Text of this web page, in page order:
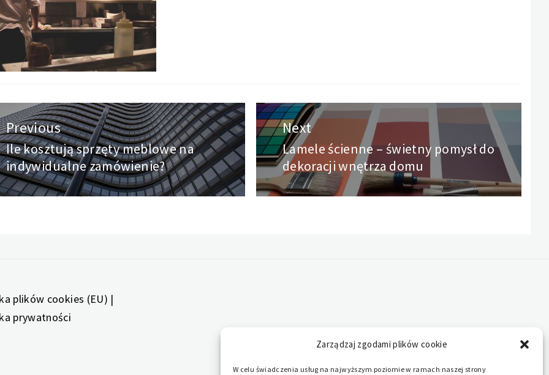
Zarządzaj zgodami plików cookie
W celu świadczenia usług na najwyższym poziomie w ramach naszej strony
Previous
Previous
post:
Ile kosztują sprzęty meblowe na
indywidualne zamówienie?
Next
Next
post:
Lamele ścienne – świetny pomysł do
dekoracji wnętrza domu
plików cookies (EU) |
prywatności